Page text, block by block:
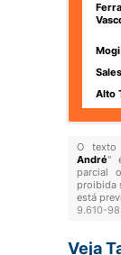
Alto
O texto
André"
parcial
proibida
está
9.610-
Veja